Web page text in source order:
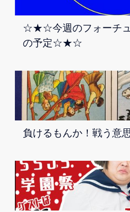
☆★☆今週のフォーチュ
の予定☆★☆
負けるもんか！戦う意